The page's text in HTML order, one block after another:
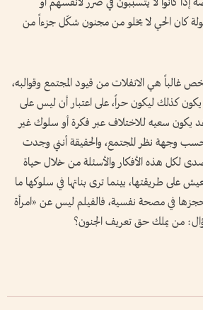
كان الحي لا يخلو من مجنون شكّل جزءاً من
غالباً هي الانفلات من قيود المجتمع وقوالبه،
كذلك ليكون حراً، على اعتبار أن ليس على
يكون سعيه للاختلاف عبر فكرة أو سلوك غير
وجهة نظر المجتمع، والحقيقة أنني وجدت
(27 ليلة) يتصدى لكل هذه الأفكار والأسئلة من خلال حياة
على طريقتها، بينما ترى بناتها في سلوكها ما
في مصحة نفسية، فالفيلم ليس عن «امرأة
من يملك حق تعريف الجنون؟